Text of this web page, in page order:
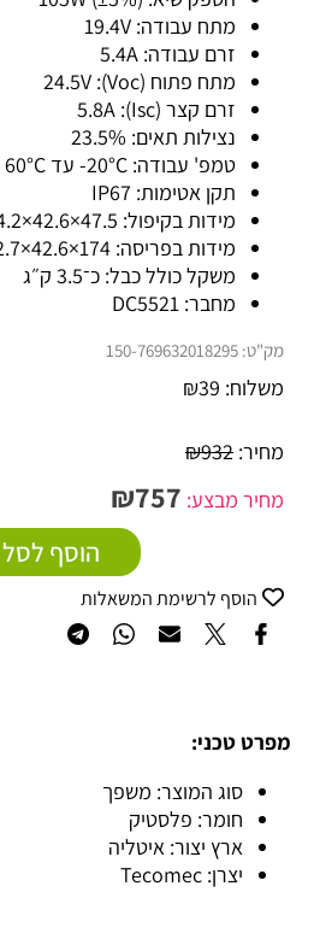
מתח עבודה: 19.4V
זרם עבודה: 5.4A
מתח פתוח (Voc): 24.5V
זרם קצר (Isc): 5.8A
נצילות תאים: 23.5%
טמפ' עבודה: ‎-20°C עד 60°C
תקן אטימות: IP67
מידות בקיפול: 47.5×42.6×4.2 ס״
מידות בפריסה: 174×42.6×2.7 ס״מ
משקל כולל כבל: כ־3.5 ק״ג
מחבר: DC5521
מק"ט: 150-769632018295
משלוח: ₪39
מחיר: ₪932
מחיר מבצע:
₪757
הוסף לסל
הוסף לרשימת המשאלות
מפרט טכני:
סוג המוצר: משפך
חומר: פלסטיק
ארץ יצור: איטליה
יצרן: Tecomec